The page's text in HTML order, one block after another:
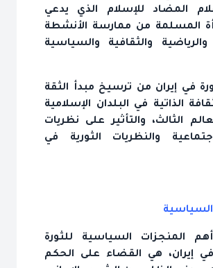
المضاد للإسلام الذي يدعي
المسلمة من ممارسة الأنشطة
والرياضية والثقافية والسياسية
في إيران من ترسيخ مبدأ الثقة
الذاتية في البلدان الإسلامية
الثالث، والتأثير على نظريات
والنظريات الثورية في
السياسية
المنجزات السياسية للثورة
في إيران، هي القضاء على الحكم